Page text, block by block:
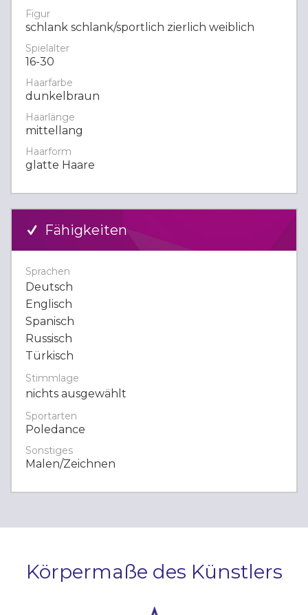
Figur
schlank schlank/sportlich zierlich weiblich
Spielalter
16-30
Haarfarbe
dunkelbraun
Haarlänge
mittellang
Haarform
glatte Haare
Fähigkeiten
Sprachen
Deutsch
Englisch
Spanisch
Russisch
Türkisch
Stimmlage
nichts ausgewählt
Sportarten
Poledance
Sonstiges
Malen/Zeichnen
Körpermaße des Künstlers